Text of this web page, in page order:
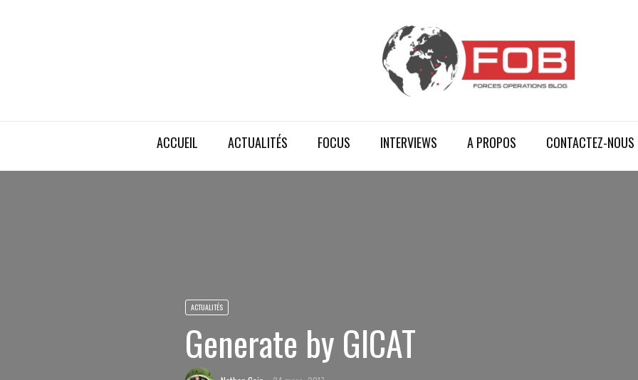
ACCUEIL ACTUALITÉS FOCUS INTERVIEWS A PROPOS CONTACTEZ-NOUS
ACTUALITÉS
Generate by GICAT